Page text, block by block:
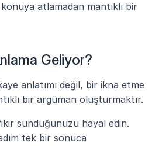
atlamadan mantıklı bir
Geliyor?
anlatımı değil, bir ikna etme
bir argüman oluşturmaktır.
sunduğunuzu hayal edin.
tek bir sonuca